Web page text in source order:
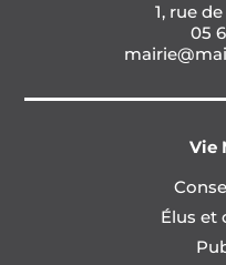
1, rue
05
Vie
Élus et